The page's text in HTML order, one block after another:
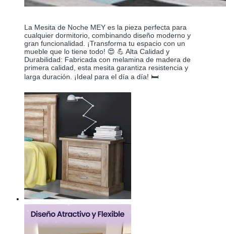
La Mesita de Noche MEY es la pieza perfecta para
cualquier dormitorio, combinando diseño moderno y
gran funcionalidad. ¡Transforma tu espacio con un
mueble que lo tiene todo! 😍 💪 Alta Calidad y
Durabilidad: Fabricada con melamina de madera de
primera calidad, esta mesita garantiza resistencia y
larga duración. ¡Ideal para el día a día! 🛏️